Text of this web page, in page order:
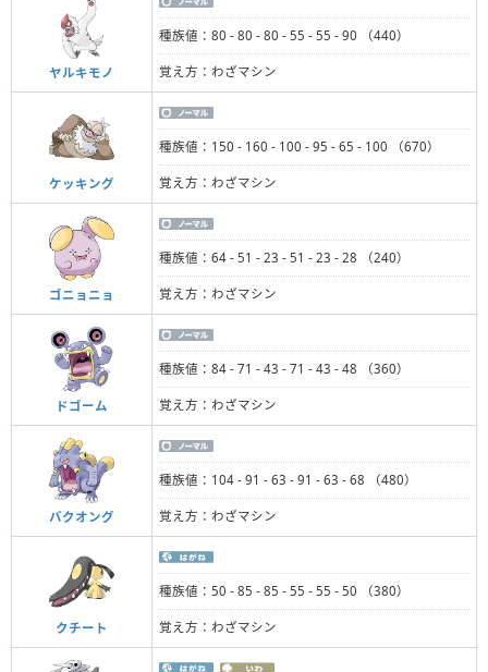
ヤルキモノ
種族値：80 - 80 - 80 - 55 - 55 - 90 （440）
覚え方：わざマシン
ケッキング
種族値：150 - 160 - 100 - 95 - 65 - 100 （670）
覚え方：わざマシン
ゴニョニョ
種族値：64 - 51 - 23 - 51 - 23 - 28 （240）
覚え方：わざマシン
ドゴーム
種族値：84 - 71 - 43 - 71 - 43 - 48 （360）
覚え方：わざマシン
バクオング
種族値：104 - 91 - 63 - 91 - 63 - 68 （480）
覚え方：わざマシン
クチート
種族値：50 - 85 - 85 - 55 - 55 - 50 （380）
覚え方：わざマシン